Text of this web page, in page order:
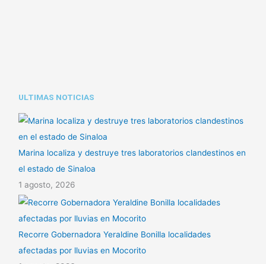
ULTIMAS NOTICIAS
Marina localiza y destruye tres laboratorios clandestinos en
el estado de Sinaloa
1 agosto, 2026
Recorre Gobernadora Yeraldine Bonilla localidades
afectadas por lluvias en Mocorito